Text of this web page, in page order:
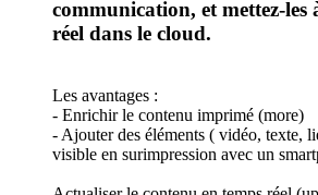
communication, et mettez-les
réel dans le cloud.
Les avantages :
- Enrichir le contenu imprimé (more)
- Ajouter des éléments ( vidéo, texte,
visible en surimpression avec un